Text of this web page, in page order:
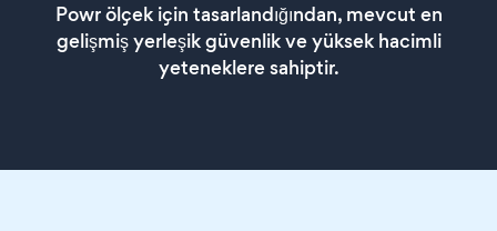
Powr ölçek için tasarlandığından, mevcut en
gelişmiş yerleşik güvenlik ve yüksek hacimli
yeteneklere sahiptir.